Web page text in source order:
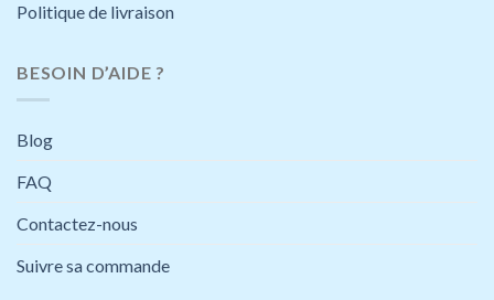
produit
Politique de livraison
BESOIN D’AIDE ?
Blog
FAQ
Contactez-nous
Suivre sa commande